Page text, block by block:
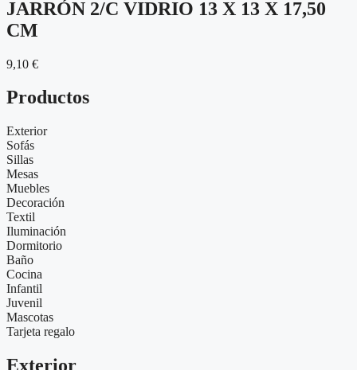
JARRÓN 2/C VIDRIO 13 X 13 X 17,50
CM
9,10 €
Productos
Exterior
Sofás
Sillas
Mesas
Muebles
Decoración
Textil
Iluminación
Dormitorio
Baño
Cocina
Infantil
Juvenil
Mascotas
Tarjeta regalo
Exterior